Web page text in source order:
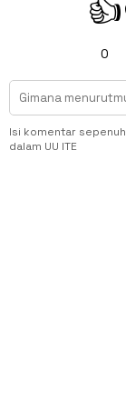
👍
0
Isi komentar
dalam UU ITE